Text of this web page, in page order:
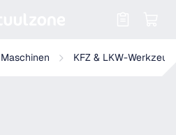
KFZ & LKW-
Mazda